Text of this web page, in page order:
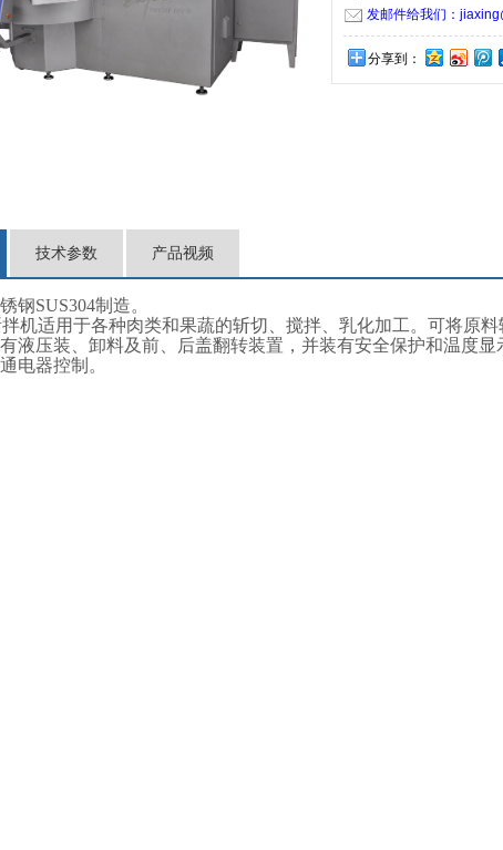
发邮件给我们：
分享到：
技术参数 产品视频
钢SUS304制造。
拌机适用于各种肉类和果蔬的斩切、搅拌、乳化加工。可将原
液压装、卸料及前、后盖翻转装置，并装有安全保护和温度
电器控制。